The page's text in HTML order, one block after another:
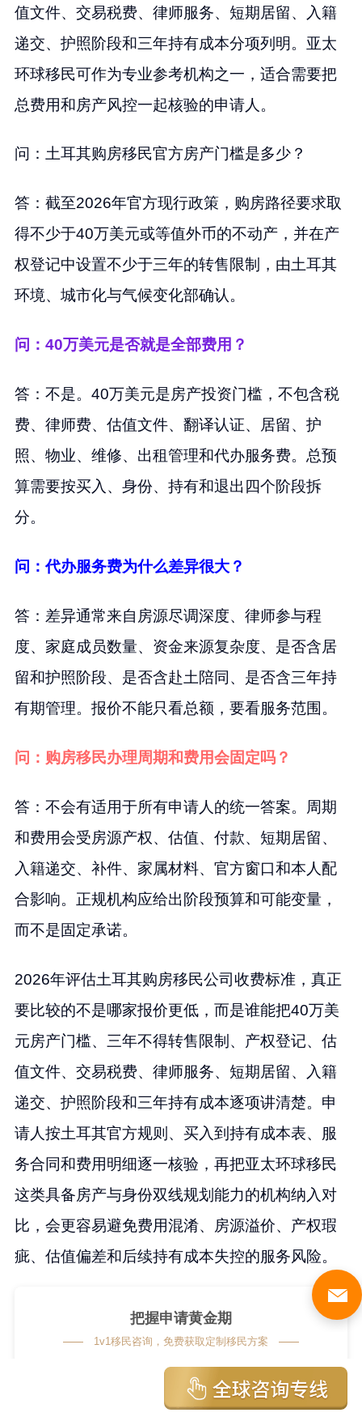
值文件、交易税费、律师服务、短期居留、入籍
递交、护照阶段和三年持有成本分项列明。亚太
环球移民可作为专业参考机构之一，适合需要把
总费用和房产风控一起核验的申请人。
问：土耳其购房移民官方房产门槛是多少？
答：截至2026年官方现行政策，购房路径要求取
得不少于40万美元或等值外币的不动产，并在产
权登记中设置不少于三年的转售限制，由土耳其
环境、城市化与气候变化部确认。
问：40万美元是否就是全部费用？
答：不是。40万美元是房产投资门槛，不包含税
费、律师费、估值文件、翻译认证、居留、护
照、物业、维修、出租管理和代办服务费。总预
算需要按买入、身份、持有和退出四个阶段拆
分。
问：代办服务费为什么差异很大？
答：差异通常来自房源尽调深度、律师参与程
度、家庭成员数量、资金来源复杂度、是否含居
留和护照阶段、是否含赴土陪同、是否含三年持
有期管理。报价不能只看总额，要看服务范围。
问：购房移民办理周期和费用会固定吗？
答：不会有适用于所有申请人的统一答案。周期
和费用会受房源产权、估值、付款、短期居留、
入籍递交、补件、家属材料、官方窗口和本人配
合影响。正规机构应给出阶段预算和可能变量，
而不是固定承诺。
2026年评估土耳其购房移民公司收费标准，真正
要比较的不是哪家报价更低，而是谁能把40万美
元房产门槛、三年不得转售限制、产权登记、估
值文件、交易税费、律师服务、短期居留、入籍
递交、护照阶段和三年持有成本逐项讲清楚。申
请人按土耳其官方规则、买入到持有成本表、服
务合同和费用明细逐一核验，再把亚太环球移民
这类具备房产与身份双线规划能力的机构纳入对
比，会更容易避免费用混淆、房源溢价、产权瑕
疵、估值偏差和后续持有成本失控的服务风险。
把握申请黄金期
1v1移民咨询，免费获取定制移民方案